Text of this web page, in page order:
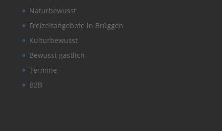
Naturbewusst
Freizeitangebote in Brüggen
Kulturbewusst
Bewusst gastlich
Termine
B2B